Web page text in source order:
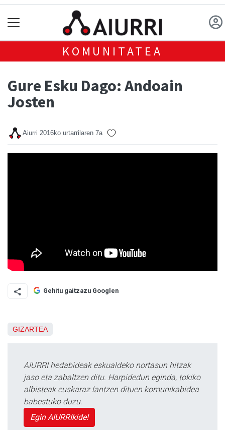
KOMUNITATEA
Gure Esku Dago: Andoain
Josten
Aiurri 2016ko urtarrilaren 7a
Gehitu gaitzazu Googlen
GIZARTEA
AIURRI hedabideak eskualdeko nortasun hitzak
jaso eta zabaltzen ditu. Harpidedun eginda, tokiko
albisteak euskaraz lantzen dituen komunikabidea
babestuko duzu.
Egin AIURRIkide!